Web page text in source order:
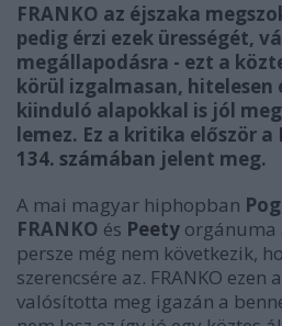
FRANKO az éjszaka
pedig érzi ezek ürességét,
megállapodásra - ezt a
körül izgalmasan, hitelesen
kiinduló alapokkal is jól
lemez. Ez a kritika először a
134. számában jelent meg.
A mai magyar hiphopban
FRANKO és Peety orgánuma
persze még nem következik,
szerencsére az. FRANKO
valósította meg igazán a